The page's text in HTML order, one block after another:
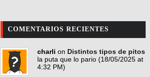
COMENTARIOS RECIENTES
charli on Distintos tipos de pitos
la puta que lo pario (18/05/2025 at
4:32 PM)